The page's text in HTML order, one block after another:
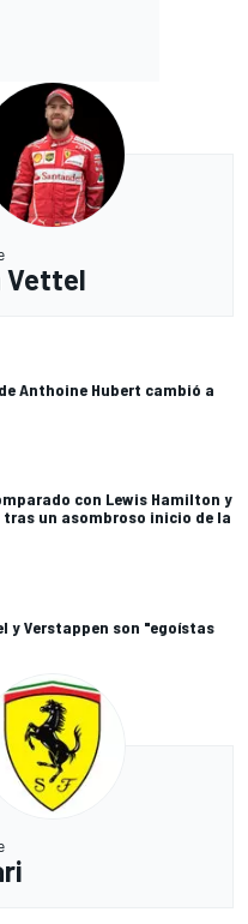
Vettel
Anthoine Hubert cambió a
con Lewis Hamilton y
un asombroso inicio de la
y Verstappen son "egoístas